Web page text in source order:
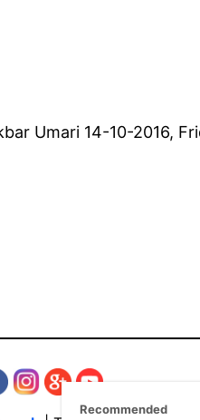
Umari 14-10-2016,
Recommended